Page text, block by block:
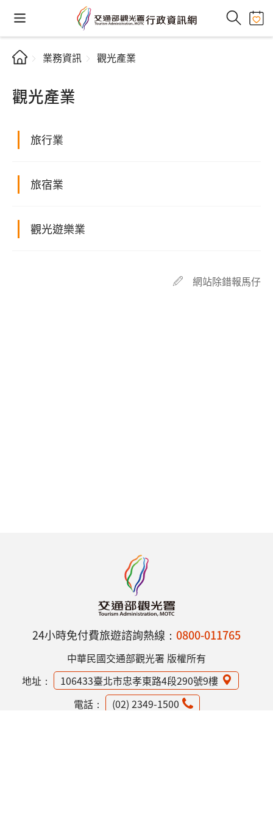
業務資訊 觀光產業
觀光產業
旅行業
旅宿業
觀光遊樂業
網站除錯報馬仔
24小時免付費旅遊諮詢熱線： 0800-011765
中華民國交通部觀光署 版權所有
地址：
106433臺北市忠孝東路4段290號9樓
電話：
(02) 2349-1500